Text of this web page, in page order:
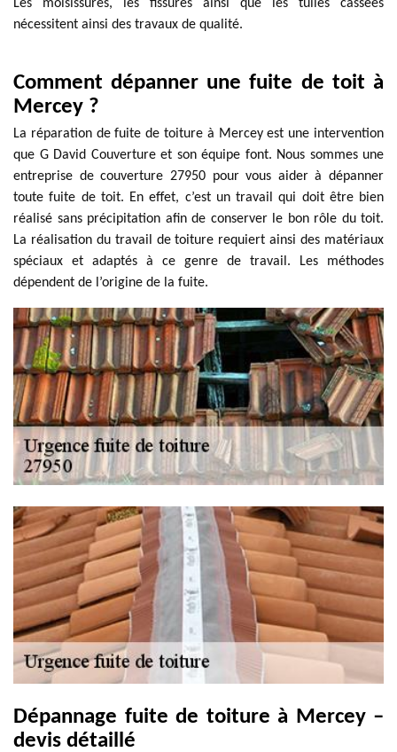
Les moisissures, les fissures ainsi que les tuiles cassées
nécessitent ainsi des travaux de qualité.
Comment dépanner une fuite de toit à
Mercey ?
La réparation de fuite de toiture à Mercey est une intervention
que G David Couverture et son équipe font. Nous sommes une
entreprise de couverture 27950 pour vous aider à dépanner
toute fuite de toit. En effet, c’est un travail qui doit être bien
réalisé sans précipitation afin de conserver le bon rôle du toit.
La réalisation du travail de toiture requiert ainsi des matériaux
spéciaux et adaptés à ce genre de travail. Les méthodes
dépendent de l’origine de la fuite.
Dépannage fuite de toiture à Mercey –
devis détaillé